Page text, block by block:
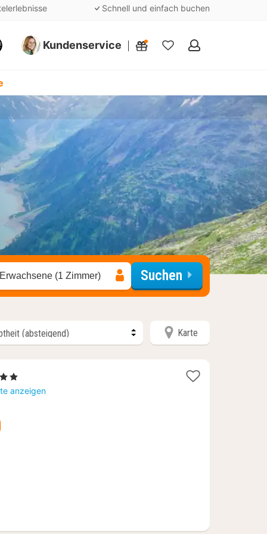
Schnell und einfach buchen
Kundenservice
Meine
(1 Zimmer) Suchen
Karte
anzeigen